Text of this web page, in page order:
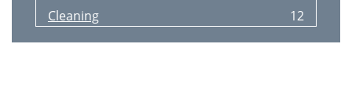
Cleaning
12
After Cleaning
12